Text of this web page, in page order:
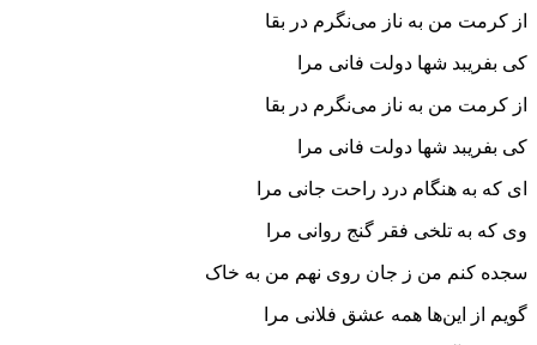
از کرمت من به ناز می‌نگرم در بقا
کی بفریبد شها دولت فانی مرا
از کرمت من به ناز می‌نگرم در بقا
کی بفریبد شها دولت فانی مرا
ای که به هنگام درد راحت جانی مرا
وی که به تلخی فقر گنج روانی مرا
سجده کنم من ز جان روی نهم من به خاک
گویم از این‌ها همه عشق فلانی مرا